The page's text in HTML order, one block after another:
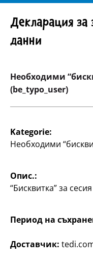
Асортимент
В категорията ни
ученици до офис
Открийте
инструменти,
Декларация за
данни
Необходими
(be_typo_user)
Kategorie:
Необходими
Опис.:
“Бисквитка” за
Период на
Доставчик: